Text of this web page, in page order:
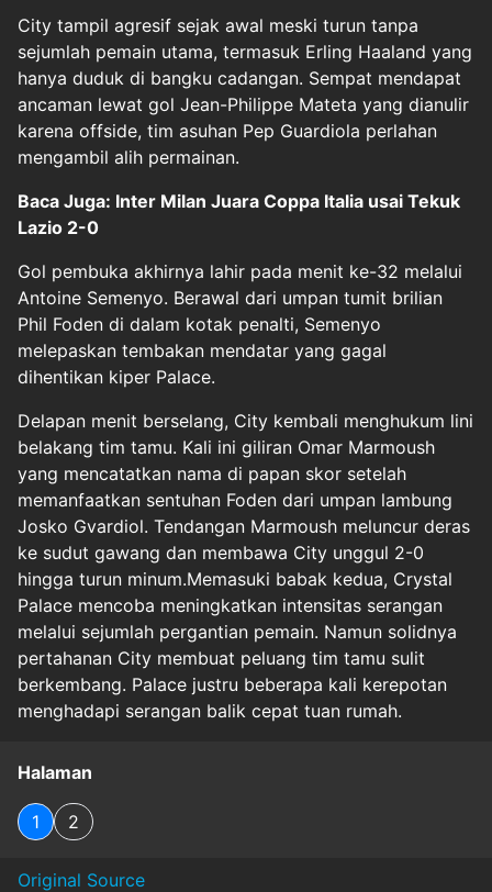
City tampil agresif sejak awal meski turun tanpa
sejumlah pemain utama, termasuk Erling Haaland yang
hanya duduk di bangku cadangan. Sempat mendapat
ancaman lewat gol Jean-Philippe Mateta yang dianulir
karena offside, tim asuhan Pep Guardiola perlahan
mengambil alih permainan.
Baca Juga: Inter Milan Juara Coppa Italia usai Tekuk
Lazio 2-0
Gol pembuka akhirnya lahir pada menit ke-32 melalui
Antoine Semenyo. Berawal dari umpan tumit brilian
Phil Foden di dalam kotak penalti, Semenyo
melepaskan tembakan mendatar yang gagal
dihentikan kiper Palace.
Delapan menit berselang, City kembali menghukum lini
belakang tim tamu. Kali ini giliran Omar Marmoush
yang mencatatkan nama di papan skor setelah
memanfaatkan sentuhan Foden dari umpan lambung
Josko Gvardiol. Tendangan Marmoush meluncur deras
ke sudut gawang dan membawa City unggul 2-0
hingga turun minum.Memasuki babak kedua, Crystal
Palace mencoba meningkatkan intensitas serangan
melalui sejumlah pergantian pemain. Namun solidnya
pertahanan City membuat peluang tim tamu sulit
berkembang. Palace justru beberapa kali kerepotan
menghadapi serangan balik cepat tuan rumah.
Halaman
1 2
Original Source